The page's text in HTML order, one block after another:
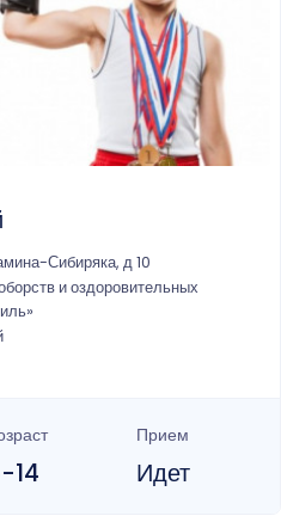
Сибиряка, д 10
и оздоровительных
14
Прием
Идет